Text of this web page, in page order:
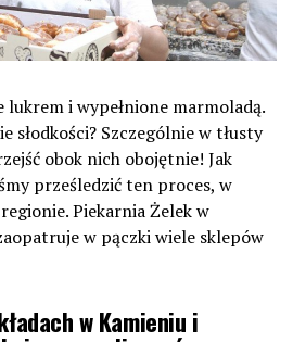
lukrem i wypełnione marmoladą.
słodkości? Szczególnie w tłusty
obok nich obojętnie! Jak
prześledzić ten proces, w
Piekarnia Żelek w
w pączki wiele sklepów
w Kamieniu i